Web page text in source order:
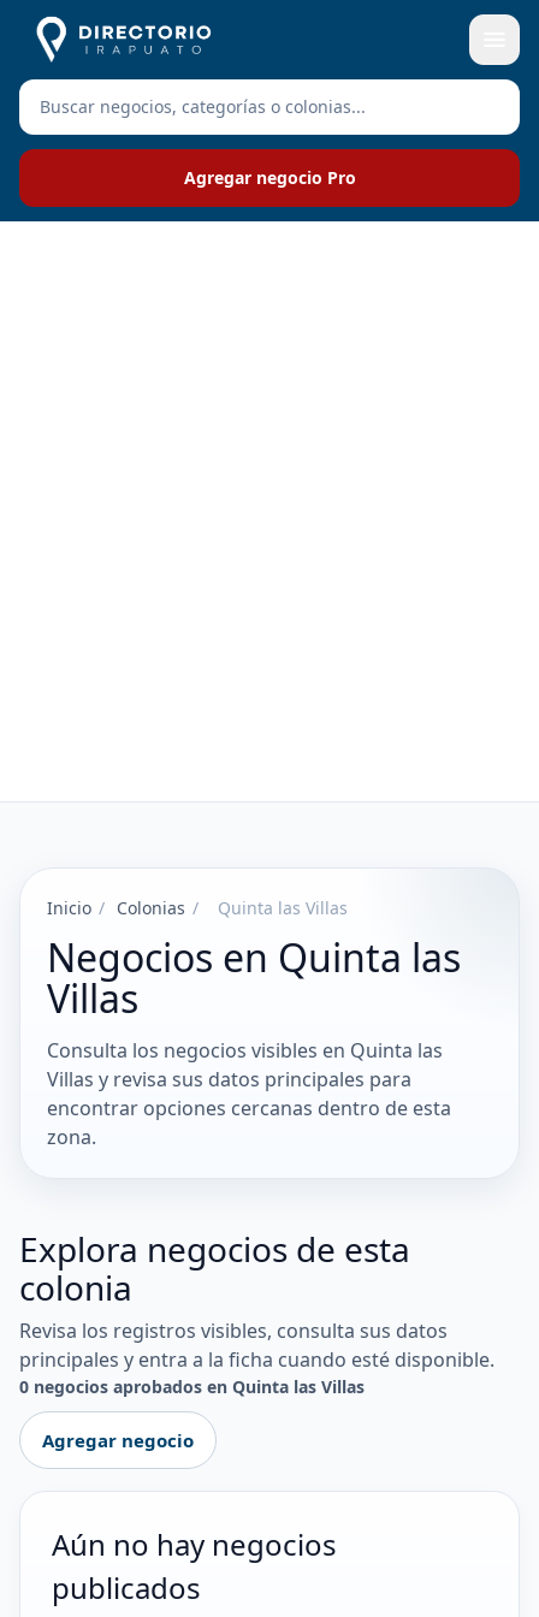
Agregar negocio Pro
Inicio / Colonias / Quinta las Villas
Negocios en Quinta las
Villas
Consulta los negocios visibles en Quinta las
Villas y revisa sus datos principales para
encontrar opciones cercanas dentro de esta
zona.
Explora negocios de esta
colonia
Revisa los registros visibles, consulta sus datos
principales y entra a la ficha cuando esté disponible.
0 negocios aprobados en Quinta las Villas
Agregar negocio
Aún no hay negocios
publicados